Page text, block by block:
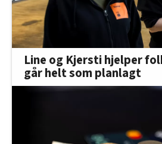
Line og Kjersti hjelper
går helt som planlagt